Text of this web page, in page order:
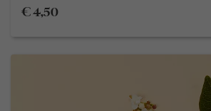
€ 4,50